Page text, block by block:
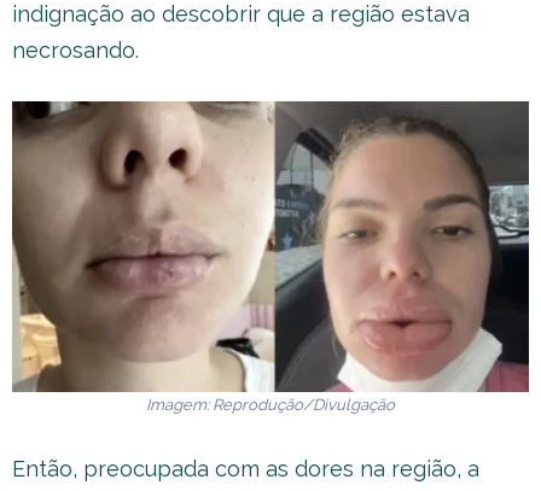
indignação ao descobrir que a região estava
necrosando.
Imagem: Reprodução/Divulgação
Então, preocupada com as dores na região, a